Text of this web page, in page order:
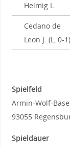
Helmig L.
Cedano de
Leon J. (L, 0-1)
Spielfeld
Armin-Wolf-
93055
Spieldauer